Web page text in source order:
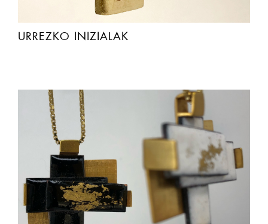
URREZKO INIZIALAK